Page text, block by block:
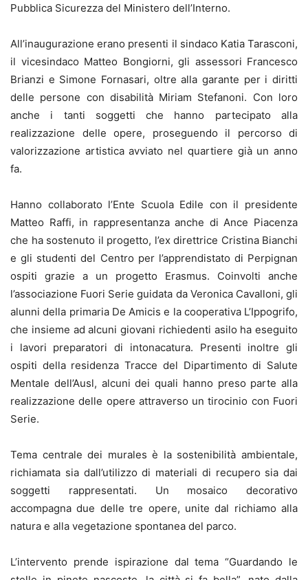
Pubblica Sicurezza del Ministero dell’Interno.
All’inaugurazione erano presenti il sindaco Katia Tarasconi,
il vicesindaco Matteo Bongiorni, gli assessori Francesco
Brianzi e Simone Fornasari, oltre alla garante per i diritti
delle persone con disabilità Miriam Stefanoni. Con loro
anche i tanti soggetti che hanno partecipato alla
realizzazione delle opere, proseguendo il percorso di
valorizzazione artistica avviato nel quartiere già un anno
fa.
Hanno collaborato l’Ente Scuola Edile con il presidente
Matteo Raffi, in rappresentanza anche di Ance Piacenza
che ha sostenuto il progetto, l’ex direttrice Cristina Bianchi
e gli studenti del Centro per l’apprendistato di Perpignan
ospiti grazie a un progetto Erasmus. Coinvolti anche
l’associazione Fuori Serie guidata da Veronica Cavalloni, gli
alunni della primaria De Amicis e la cooperativa L’Ippogrifo,
che insieme ad alcuni giovani richiedenti asilo ha eseguito
i lavori preparatori di intonacatura. Presenti inoltre gli
ospiti della residenza Tracce del Dipartimento di Salute
Mentale dell’Ausl, alcuni dei quali hanno preso parte alla
realizzazione delle opere attraverso un tirocinio con Fuori
Serie.
Tema centrale dei murales è la sostenibilità ambientale,
richiamata sia dall’utilizzo di materiali di recupero sia dai
soggetti rappresentati. Un mosaico decorativo
accompagna due delle tre opere, unite dal richiamo alla
natura e alla vegetazione spontanea del parco.
L’intervento prende ispirazione dal tema “Guardando le